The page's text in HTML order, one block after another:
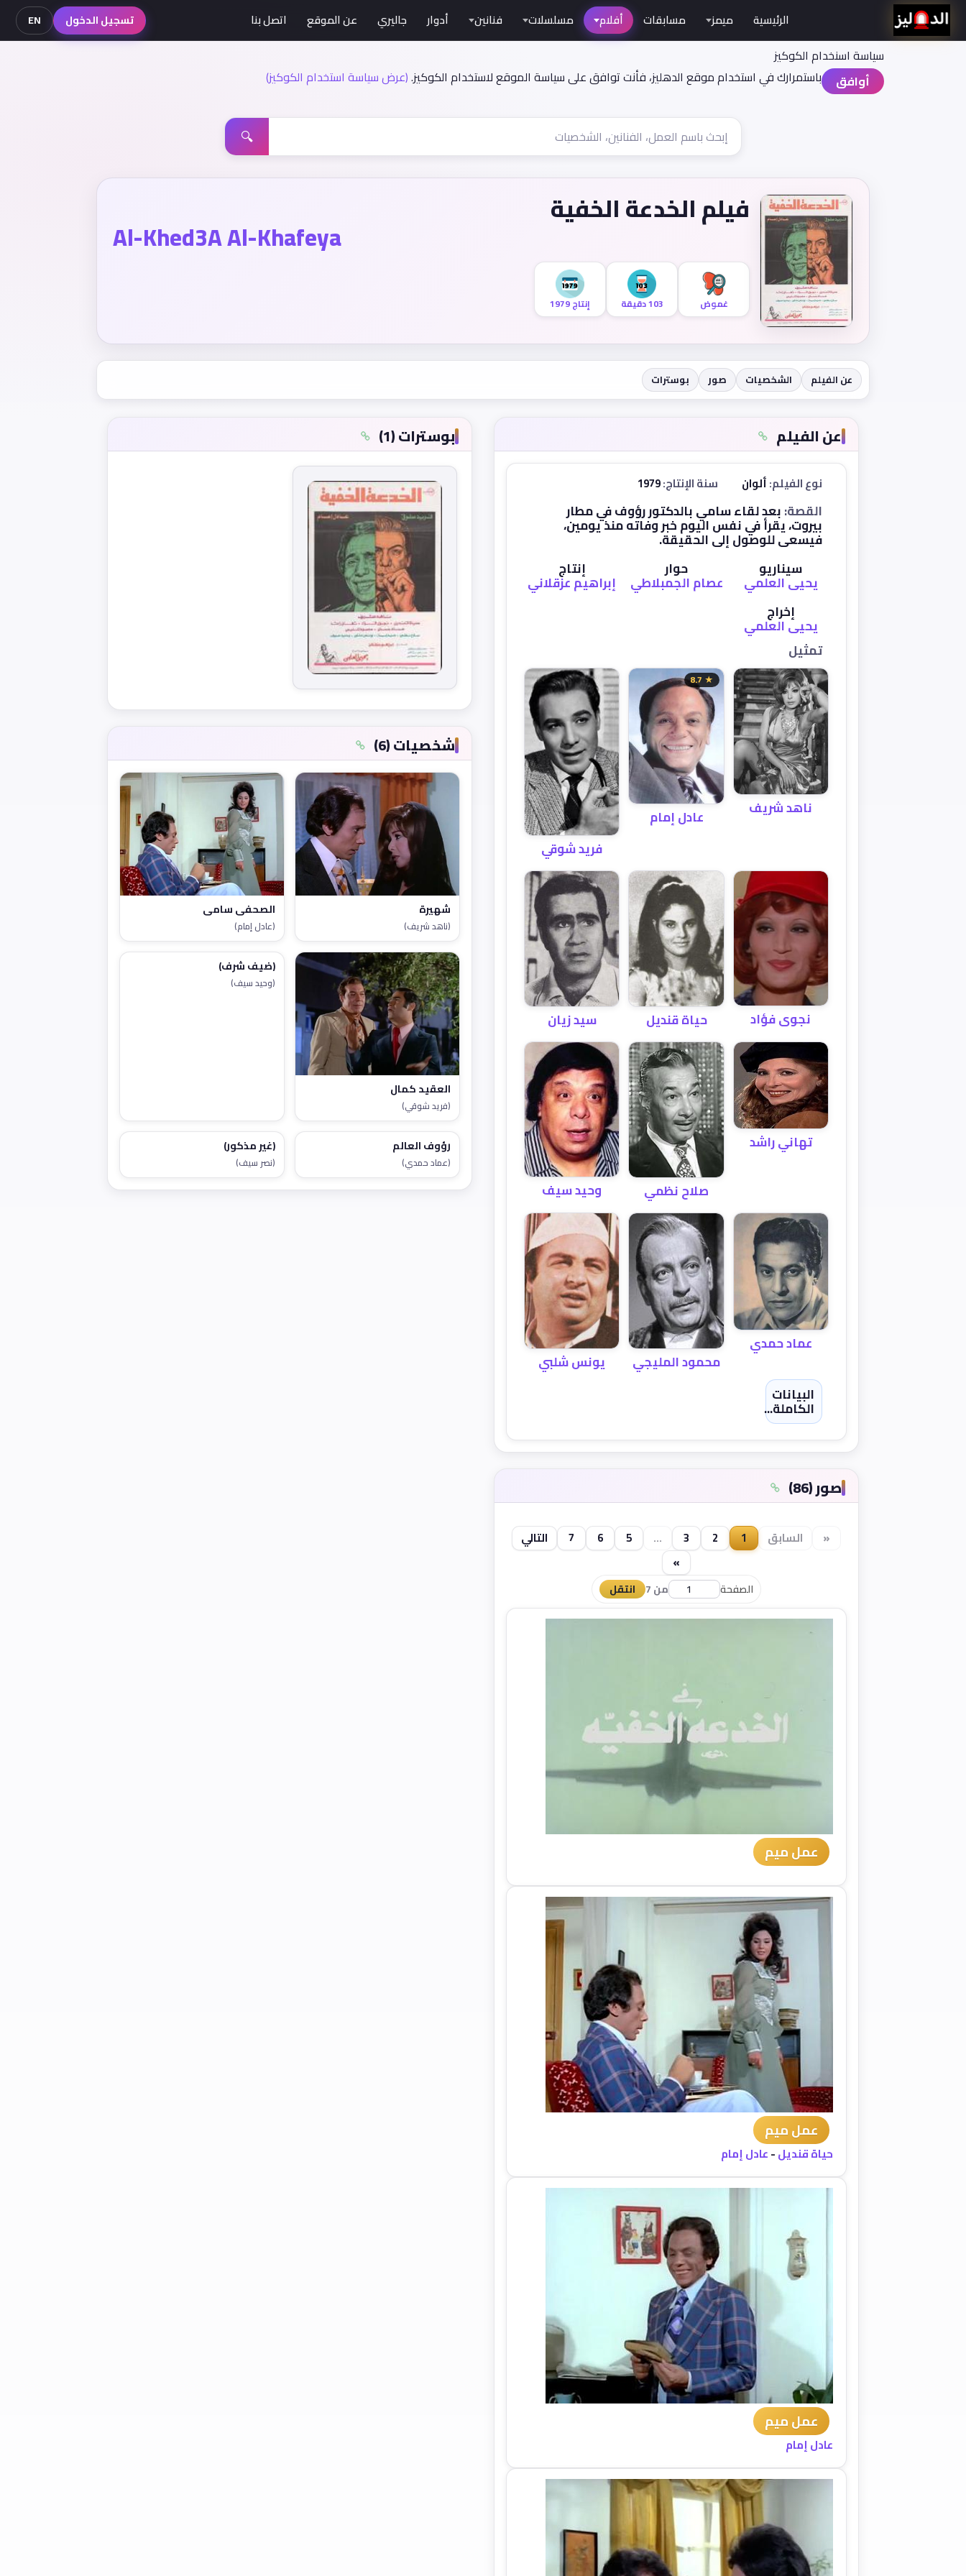
سياسة اسنخدام الكوكيز
أوافق
باستمرارك في استخدام موقع الدهليز، فأنت توافق على سياسة الموقع لاستخدام الكوكيز.(عرض سياسة استخدام الكوكيز)
الرئيسية ميمز مسابقات أفلام مسلسلات فنانين أدوار جاليري عن الموقع اتصل بنا تسجيل الدخول EN
🔍
فيلم الخدعة الخفية
Al-Khed3A Al-Khafeya
غموض 103 دقيقة إنتاج 1979
عن الفيلم الشخصيات صور بوسترات
عن الفيلم
نوع الفيلم:ألوان سنة الإنتاج:1979
القصة:بعد لقاء سامي بالدكتور رؤوف في مطار
بيروت، يقرأ في نفس اليوم خبر وفاته منذ يومين،
فيسعى للوصول إلى الحقيقة.
سيناريو
يحيى العلمي
حوار
عصام الجمبلاطي
إنتاج
إبراهيم عزقلاني
إخراج
يحيى العلمي
تمثيل
ناهد شريف
★ 8.7
عادل إمام
فريد شوقي
نجوى فؤاد حياة قنديل سيد زيان
تهاني راشد
صلاح نظمي وحيد سيف
عماد حمدي
محمود المليجي
يونس شلبي
البيانات
الكاملة...
صور (86)
« السابق 1
2
3
...
5
6
7
التالي
»
الصفحة من 7 انتقل
عمل ميم
عمل ميم
حياة قنديل-عادل إمام
عمل ميم
عادل إمام
بوسترات (1)
شخصيات (6)
شهيرة
(ناهد شريف)
الصحفى سامي
(عادل إمام)
العقيد كمال
(فريد شوقي)
(ضيف شرف)
(وحيد سيف)
رؤوف العالم
(عماد حمدي)
(غير مذكور)
(نصر سيف)